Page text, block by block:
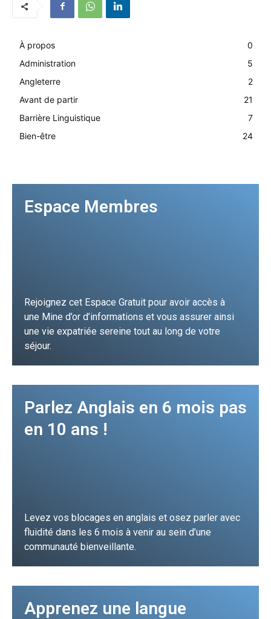
À propos
0
Administration
5
Angleterre
2
Avant de partir
21
Barrière Linguistique
7
Bien-être
24
Espace Membres
Rejoignez cet Espace Gratuit pour avoir accès à
une Mine d’or d’informations et vous assurer ainsi
une vie expatriée sereine tout au long de votre
séjour.
Parlez Anglais en 6 mois pas
en 10 ans !
Levez vos blocages en anglais et osez parler avec
fluidité dans les 6 mois à venir au sein d’une
communauté bienveillante.
Apprenez une langue